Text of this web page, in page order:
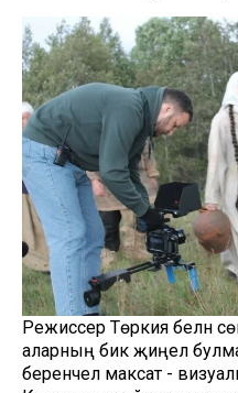
Режиссер Төркия белән
аларның бик җиңел
беренчел максат -